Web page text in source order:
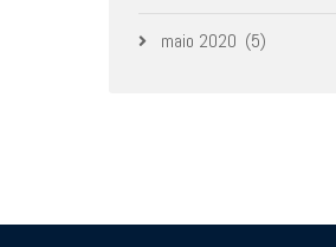
maio 2020 (5)